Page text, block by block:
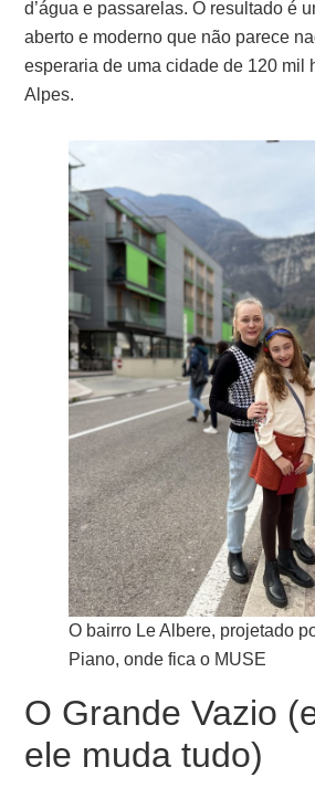
d’água e passarelas. O resultado é
aberto e moderno que não parece
esperaria de uma cidade de 120 mil
Alpes.
O bairro Le Albere, projetado
Piano, onde fica o MUSE
O Grande Vazio
ele muda tudo)